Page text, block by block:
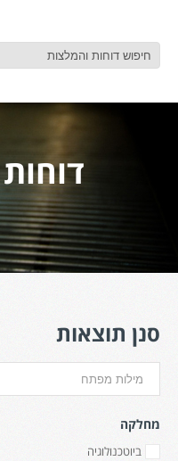
סנן תוצאות
מחלקה
ביוטכנולוגיה